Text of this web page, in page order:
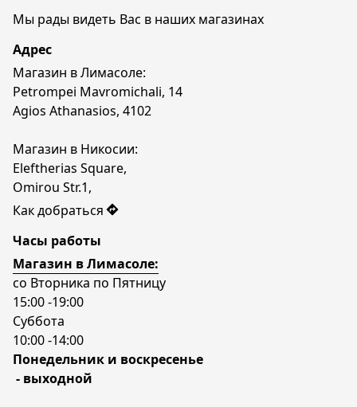
Мы рады видеть Вас в наших магазинах
Адрес
Магазин в Лимасоле:
Petrompei Mavromichali, 14
Agios Athanasios, 4102
Магазин в Никосии:
Eleftherias Square,
Omirou Str.1,
Как добраться
Часы работы
Магазин в Лимасоле:
со Вторника по Пятницу
15:00 -19:00
Суббота
‌10:00 -14:00
Понедельник и воскресенье
- выходной